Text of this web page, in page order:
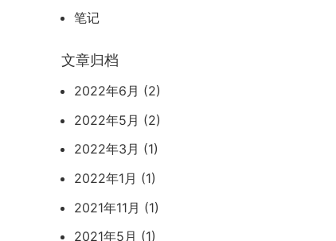
笔记
文章归档
2022年6月 (2)
2022年5月 (2)
2022年3月 (1)
2022年1月 (1)
2021年11月 (1)
2021年5月 (1)